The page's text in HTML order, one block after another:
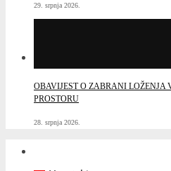
29. srpnja 2026.
OBAVIJEST O ZABRANI LOŽENJA
PROSTORU
28. srpnja 2026.